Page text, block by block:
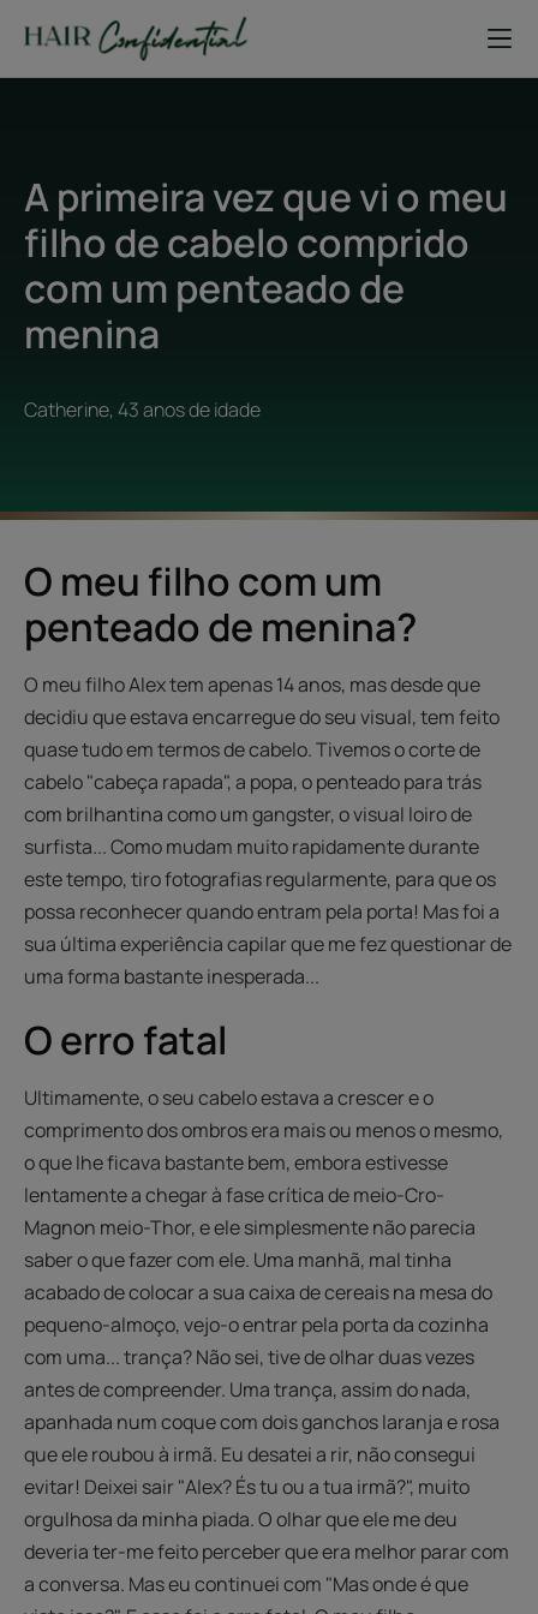
A primeira vez que vi o meu
filho de cabelo comprido
com um penteado de
menina
Catherine, 43 anos de idade
O meu filho com um
penteado de menina?
O meu filho Alex tem apenas 14 anos, mas desde que
decidiu que estava encarregue do seu visual, tem feito
quase tudo em termos de cabelo. Tivemos o corte de
cabelo "cabeça rapada", a popa, o penteado para trás
com brilhantina como um gangster, o visual loiro de
surfista... Como mudam muito rapidamente durante
este tempo, tiro fotografias regularmente, para que os
possa reconhecer quando entram pela porta! Mas foi a
sua última experiência capilar que me fez questionar de
uma forma bastante inesperada...
O erro fatal
Ultimamente, o seu cabelo estava a crescer e o
comprimento dos ombros era mais ou menos o mesmo,
o que lhe ficava bastante bem, embora estivesse
lentamente a chegar à fase crítica de meio-Cro-
Magnon meio-Thor, e ele simplesmente não parecia
saber o que fazer com ele. Uma manhã, mal tinha
acabado de colocar a sua caixa de cereais na mesa do
pequeno-almoço, vejo-o entrar pela porta da cozinha
com uma... trança? Não sei, tive de olhar duas vezes
antes de compreender. Uma trança, assim do nada,
apanhada num coque com dois ganchos laranja e rosa
que ele roubou à irmã. Eu desatei a rir, não consegui
evitar! Deixei sair "Alex? És tu ou a tua irmã?", muito
orgulhosa da minha piada. O olhar que ele me deu
deveria ter-me feito perceber que era melhor parar com
a conversa. Mas eu continuei com "Mas onde é que